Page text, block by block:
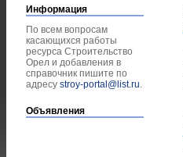
Информация
По всем вопросам
касающихся работы
ресурса Строительство
Орел и добавления в
справочник пишите по
адресу stroy-portal@list.ru.
Объявления